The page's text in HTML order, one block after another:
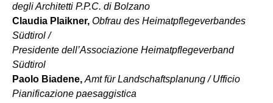
degli Architetti P.P.C. di Bolzano
Claudia Plaikner, Obfrau des Heimatpflegeverbandes
Südtirol /
Presidente dell’Associazione Heimatpflegeverband
Südtirol
Paolo Biadene, Amt für Landschaftsplanung / Ufficio
Pianificazione paesaggistica